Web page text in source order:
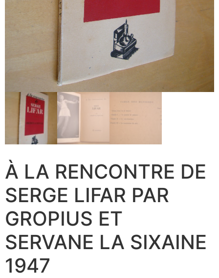
À LA RENCONTRE DE
SERGE LIFAR PAR
GROPIUS ET
SERVANE LA SIXAINE
1947